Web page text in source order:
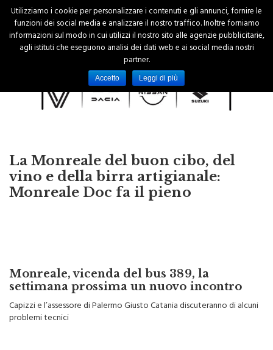
La Monreale del buon cibo, del
vino e della birra artigianale:
Monreale, vicenda del bus 389, la
settimana prossima un nuovo incontro
Capizzi e l’assessore di Palermo Giusto Catania discuteranno di alcuni
Utilizziamo i cookie per personalizzare i contenuti e gli annunci, fornire le
funzioni dei social media e analizzare il nostro traffico. Inoltre forniamo
informazioni sul modo in cui utilizzi il nostro sito alle agenzie pubblicitarie,
agli istituti che eseguono analisi dei dati web e ai social media nostri
partner.
Accetto Leggi di più